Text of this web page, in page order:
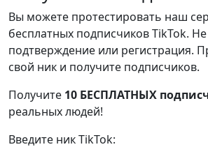
Вы можете протестировать наш
бесплатных подписчиков TikTok. Не
подтверждение или регистрация.
свой ник и получите подписчиков.
Получите 10 БЕСПЛАТНЫХ
реальных людей!
Введите ник TikTok: